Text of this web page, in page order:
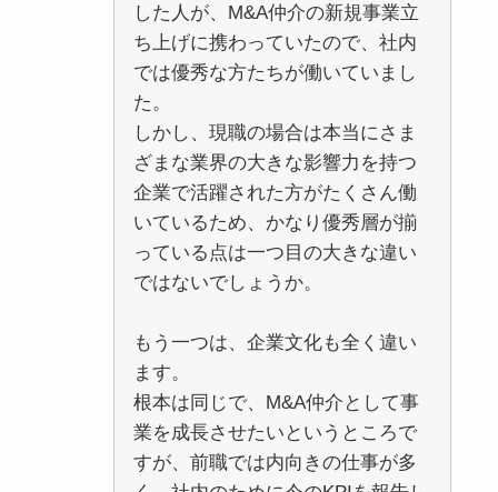
した人が、M&A仲介の新規事業立
ち上げに携わっていたので、社内
では優秀な方たちが働いていまし
た。
しかし、現職の場合は本当にさま
ざまな業界の大きな影響力を持つ
企業で活躍された方がたくさん働
いているため、かなり優秀層が揃
っている点は一つ目の大きな違い
ではないでしょうか。
もう一つは、企業文化も全く違い
ます。
根本は同じで、M&A仲介として事
業を成長させたいというところで
すが、前職では内向きの仕事が多